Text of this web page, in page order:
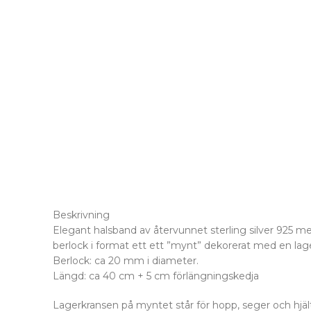
Beskrivning
Elegant halsband av återvunnet sterling silver 925
berlock i format ett ett ”mynt” dekorerat med en
Berlock: ca 20 mm i diameter.
Längd: ca 40 cm + 5 cm förlängningskedja
Lagerkransen på myntet står för hopp, seger och